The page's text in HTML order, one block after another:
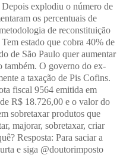
explodiu o número de
os percentuais de
de reconstituição
estado que cobra 40% de
de São Paulo quer aumentar
também. O governo do ex-
a taxação de Pis Cofins.
fiscal 9564 emitida em
R$ 18.726,00 e o valor do
sobretaxar produtos que
majorar, sobretaxar, criar
Resposta: Para saciar a
e siga @doutorimposto